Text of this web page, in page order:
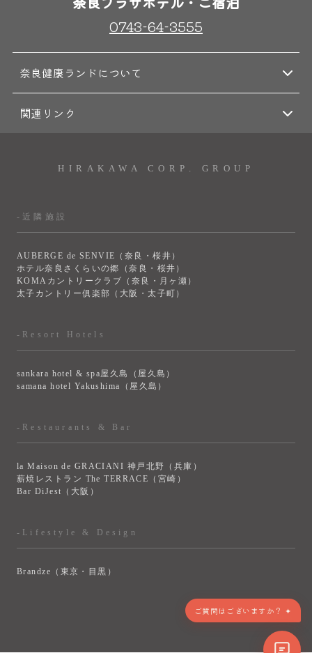
0743-64-3555
奈良健康ランドについて
関連リンク
HIRAKAWA CORP. GROUP
-近隣施設
AUBERGE de SENVIE（奈良・桜井）
ホテル奈良さくらいの郷（奈良・桜井）
KOMAカントリークラブ（奈良・月ヶ瀬）
太子カントリー俱楽部（大阪・太子町）
-Resort Hotels
sankara hotel & spa屋久島（屋久島）
samana hotel Yakushima（屋久島）
-Restaurants & Bar
la Maison de GRACIANI 神戸北野（兵庫）
薪焼レストラン The TERRACE（宮崎）
Bar DiJest（大阪）
-Lifestyle & Design
Brandze（東京・目黒）
> VIEW MORE